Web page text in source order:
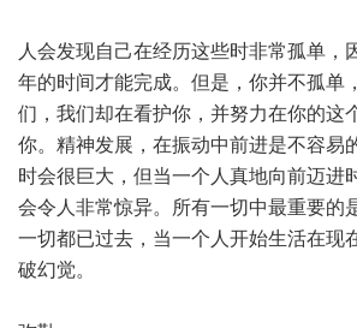
人会发现自己在经历这些时非常孤单，
年的时间才能完成。但是，你并不孤单
们，我们却在看护你，并努力在你的这
你。精神发展，在振动中前进是不容易
时会很巨大，但当一个人真地向前迈进
会令人非常惊异。所有一切中最重要的
一切都已过去，当一个人开始生活在现
破幻觉。